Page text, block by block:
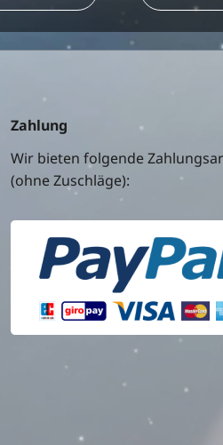
Zahlung
Wir bieten folgende
(ohne Zuschläge):